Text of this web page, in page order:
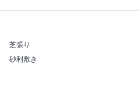
芝張り
砂利敷き